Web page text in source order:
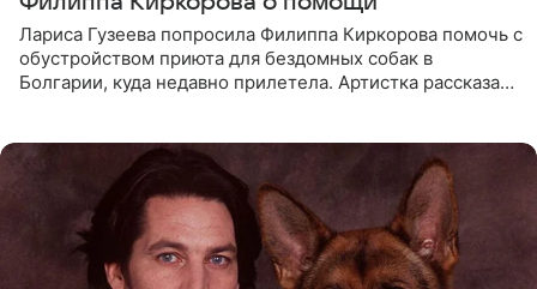
Лариса Гузеева попросила Филиппа Киркорова помочь с
обустройством приюта для бездомных собак в
Болгарии, куда недавно прилетела. Артистка рассказала